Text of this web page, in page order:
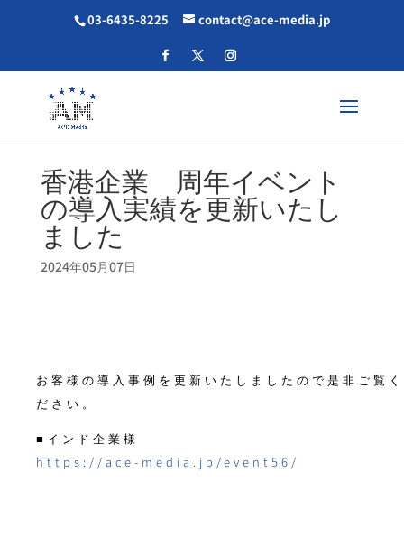
03-6435-8225 contact@ace-media.jp
香港企業 周年イベント
の導入実績を更新いたし
ました
2024年05月07日
お客様の導入事例を更新いたしましたので是非ご覧く
ださい。
■インド企業様
https://ace-media.jp/event56/